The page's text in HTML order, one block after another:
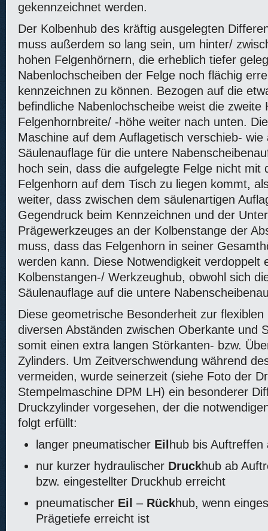
gekennzeichnet werden.
Der Kolbenhub des kräftig ausgelegten
muss außerdem so lang sein, um hinter/
hohen Felgenhörnern, die erheblich tiefer
Nabenlochscheiben der Felge noch flächig
kennzeichnen zu können. Bezogen auf die
befindliche Nabenlochscheibe weist die
Felgenhornbreite/ -höhe weiter nach unten.
Maschine auf dem Auflagetisch verschieb-
Säulenauflage für die untere
hoch sein, dass die aufgelegte Felge nicht mit
Felgenhorn auf dem Tisch zu liegen kommt,
weiter, dass zwischen dem säulenartigen
Gegendruck beim Kennzeichnen und der
Prägewerkzeuges an der Kolbenstange der
muss, dass das Felgenhorn in seiner
werden kann. Diese Notwendigkeit verdoppelt
Kolbenstangen-/ Werkzeughub, obwohl sich
Säulenauflage auf die untere
Diese geometrische Besonderheit zur
diversen Abständen zwischen Oberkante und
somit einen extra langen Störkanten- bzw.
Zylinders. Um Zeitverschwendung während
vermeiden, wurde seinerzeit (siehe Foto der
Stempelmaschine DPM LH) ein besonderer
Druckzylinder vorgesehen, der die
folgt erfüllt:
langer pneumatischer Eil hub bis
nur kurzer hydraulischer Druckhub ab
bzw. eingestellter Druckhub erreicht
pneumatischer Eil – Rückhub, wenn
Prägetiefe erreicht ist